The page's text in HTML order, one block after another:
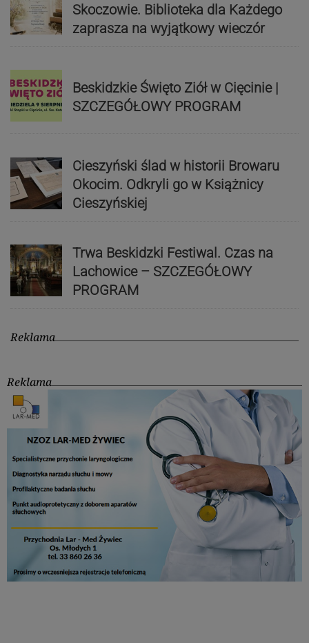
Skoczowie. Biblioteka dla Każdego
zaprasza na wyjątkowy wieczór
Beskidzkie Święto Ziół w Cięcinie |
SZCZEGÓŁOWY PROGRAM
Cieszyński ślad w historii Browaru
Okocim. Odkryli go w Książnicy
Cieszyńskiej
Trwa Beskidzki Festiwal. Czas na
Lachowice – SZCZEGÓŁOWY
PROGRAM
Reklama
Reklama